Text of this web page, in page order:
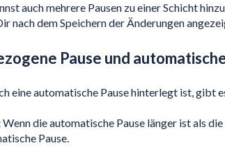
auch mehrere Pausen zu einer Schicht
nach dem Speichern der Änderungen
Pause und
eine automatische Pause hinterlegt ist, gibt
Wenn die automatische Pause länger ist als
Pause.